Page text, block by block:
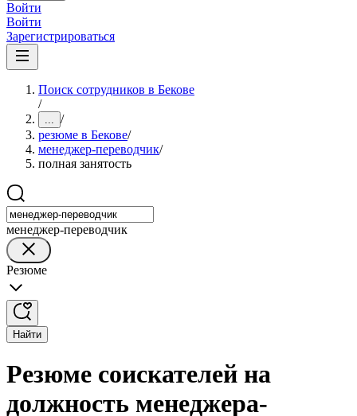
Войти
Войти
Зарегистрироваться
Поиск сотрудников в Бекове
/
... /
резюме в Бекове/
менеджер-переводчик/
полная занятость
менеджер-переводчик
Резюме
Найти
Резюме соискателей на
должность менеджера-